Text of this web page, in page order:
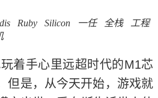
Ruby Silicon 一任 全栈
工程
着手心里远超时代的M1芯
但是，从今天开始，游戏就